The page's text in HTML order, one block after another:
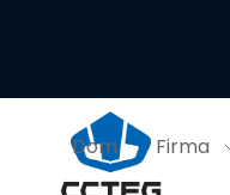
Dom Firma